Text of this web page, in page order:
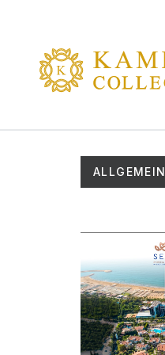
ALLGEMEIN